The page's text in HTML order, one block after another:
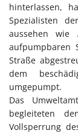
hinterlassen,
Spezialisten
aussehen wie
aufpumpbaren
Straße
dem
umgepumpt.
Das
begleiteten
Vollsperrung